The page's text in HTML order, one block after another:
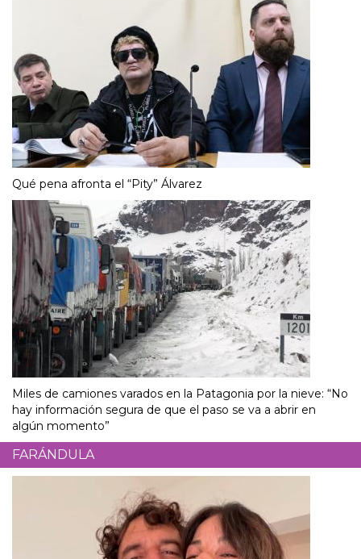
Qué pena afronta el “Pity” Álvarez
Miles de camiones varados en la Patagonia por la nieve: “No
hay información segura de que el paso se va a abrir en
algún momento”
FARÁNDULA